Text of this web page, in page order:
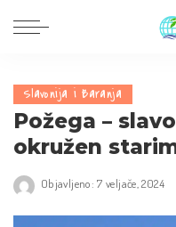
Slavonija i Baranja
Požega –
okružen
Objavljeno: 7 veljače, 2024